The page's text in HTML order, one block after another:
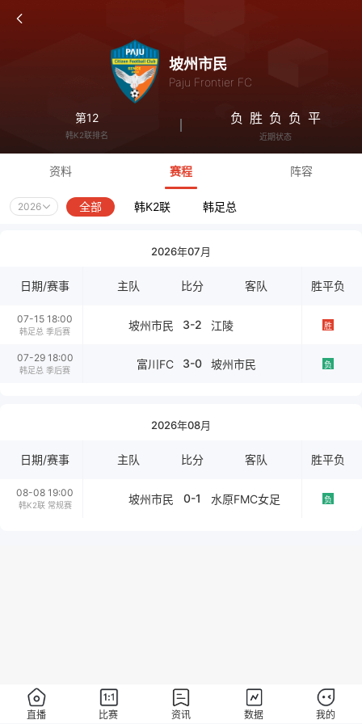
坡州市民
Paju Frontier FC
第12
韩K2联排名
负 胜 负 负 平
近期状态
资料 赛程 阵容
2026 全部 韩K2联 韩足总
2026年07月
日期/赛事 主队 比分 客队 胜平负
07-15 18:00
韩足总 季后赛 坡州市民 3-2 江陵 胜
07-29 18:00
韩足总 季后赛 富川FC 3-0 坡州市民 负
2026年08月
日期/赛事 主队 比分 客队 胜平负
08-08 19:00
韩K2联 常规赛 坡州市民 0-1 水原FMC女足 负
直播 比赛 资讯 数据 我的